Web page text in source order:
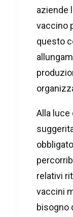
aziende
vaccino
questo
Alla luce
relativi
vaccini
bisogno